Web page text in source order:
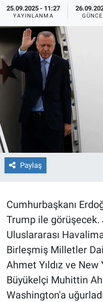
25.09.2025 - 11:27
YAYINLANMA
Paylaş
Cumhurbaşkanı
Trump ile görüşecek.
Uluslararası
Birleşmiş Milletler
Ahmet Yıldız ve
Büyükelçi Muhittin
Washington'a
TEKNOLOJİ
Dünya
İlçeler
MAGAZİN
Bilim, Teknoloji
ÇEVRE
EĞİTİM
BİLİM VE
Güvenlik
Bölge